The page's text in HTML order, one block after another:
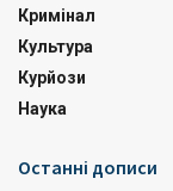
Кримінал
Культура
Курйози
Наука
Останні дописи